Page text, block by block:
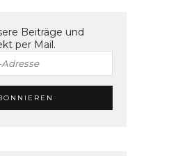
Beiträge und
per Mail.